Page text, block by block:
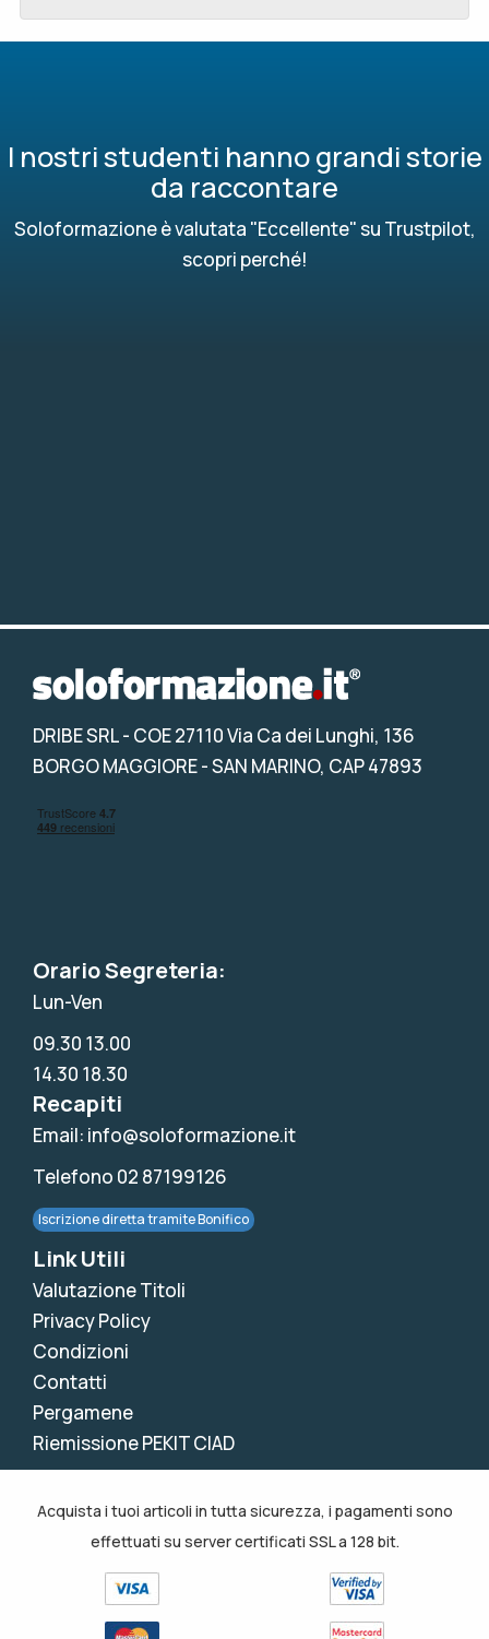
I nostri studenti hanno grandi storie
da raccontare
Soloformazione è valutata "Eccellente" su Trustpilot,
scopri perché!
DRIBE SRL- COE 27110 Via Ca dei Lunghi, 136
BORGO MAGGIORE - SAN MARINO, CAP 47893
Orario Segreteria:
Lun-Ven
09.30 13.00
14.30 18.30
Recapiti
Email: info@soloformazione.it
Telefono 02 87199126
Iscrizione diretta tramite Bonifico
Link Utili
Valutazione Titoli
Privacy Policy
Condizioni
Contatti
Pergamene
Riemissione PEKIT CIAD
Acquista i tuoi articoli in tutta sicurezza, i pagamenti sono
effettuati su server certificati SSL a 128 bit.